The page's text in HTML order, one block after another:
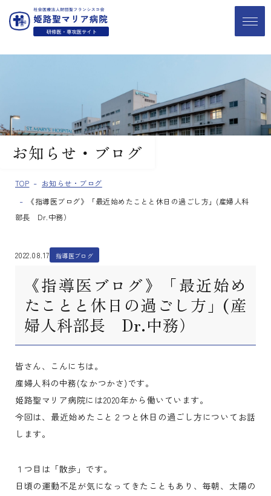
お知らせ・ブログ
TOP
お知らせ・ブログ
《指導医ブログ》「最近始めたことと休日の過ごし方」(産婦人科
部長 Dr.中務）
2022.08.17 指導医ブログ
《指導医ブログ》「最近始め
たことと休日の過ごし方」(産
婦人科部長 Dr.中務）
皆さん、こんにちは。
産婦人科の中務(なかつかさ)です。
姫路聖マリア病院には2020年から働いています。
今回は、最近始めたこと２つと休日の過ごし方についてお話
します。
１つ目は「散歩」です。
日頃の運動不足が気になってきたこともあり、毎朝、太陽の